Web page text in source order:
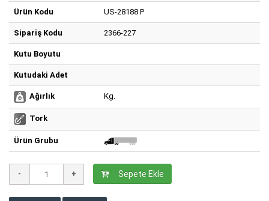
Ürün Kodu US-28188 P
Sipariş Kodu 2366-227
Kutu Boyutu
Kutudaki Adet
Ağırlık Kg.
Tork
Ürün Grubu
Sepete Ekle